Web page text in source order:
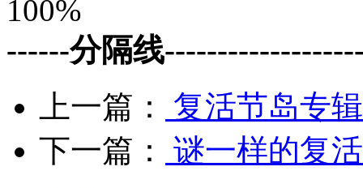
100%
------分隔线
上一篇：
复活节岛专
下一篇：
谜一样的复